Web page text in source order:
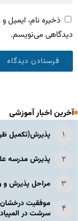
ذخیره نام، ایمیل
دیدگاهی می‌نویسم.
آخرین اخبار آموزشی
پذیرش(تکمیل
پذیرش مدرسه
مراحل پذیرش و
موفقیت
سرشت در